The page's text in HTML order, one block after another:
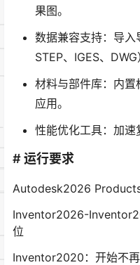
果图。
数据兼容支持：导
STEP、IGES、DWG
材料与部件库：内置
应用。
性能优化工具：加速
# 运行要求
Autodesk2026
Inventor2026-
位
Inventor2020：开始不